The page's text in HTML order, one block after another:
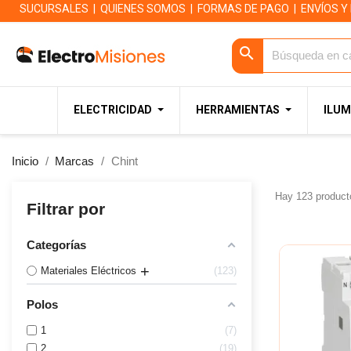
SUCURSALES QUIENES SOMOS FORMAS DE PAGO ENVÍOS
search
ELECTRICIDAD HERRAMIENTAS
Inicio Marcas Chint
Filtrar por
Categorías
Materiales Eléctricos 123
Polos
1
7
2
19
Hay 123